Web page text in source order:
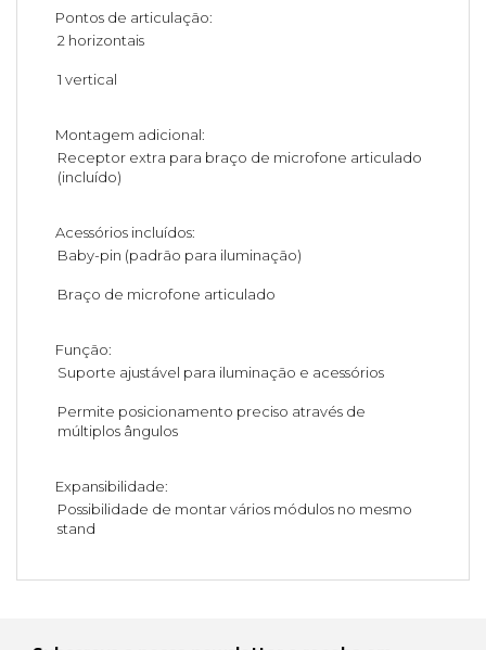
Pontos de articulação:
2 horizontais
1 vertical
Montagem adicional:
Receptor extra para braço de microfone articulado
(incluído)
Acessórios incluídos:
Baby-pin (padrão para iluminação)
Braço de microfone articulado
Função:
Suporte ajustável para iluminação e acessórios
Permite posicionamento preciso através de
múltiplos ângulos
Expansibilidade:
Possibilidade de montar vários módulos no mesmo
stand